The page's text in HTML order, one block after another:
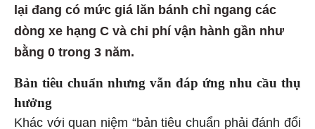
lại đang có mức giá lăn bánh chỉ ngang các
dòng xe hạng C và chi phí vận hành gần như
bằng 0 trong 3 năm.
Bản tiêu chuẩn nhưng vẫn đáp ứng nhu cầu thụ
hưởng
Khác với quan niệm “bản tiêu chuẩn phải đánh đổi